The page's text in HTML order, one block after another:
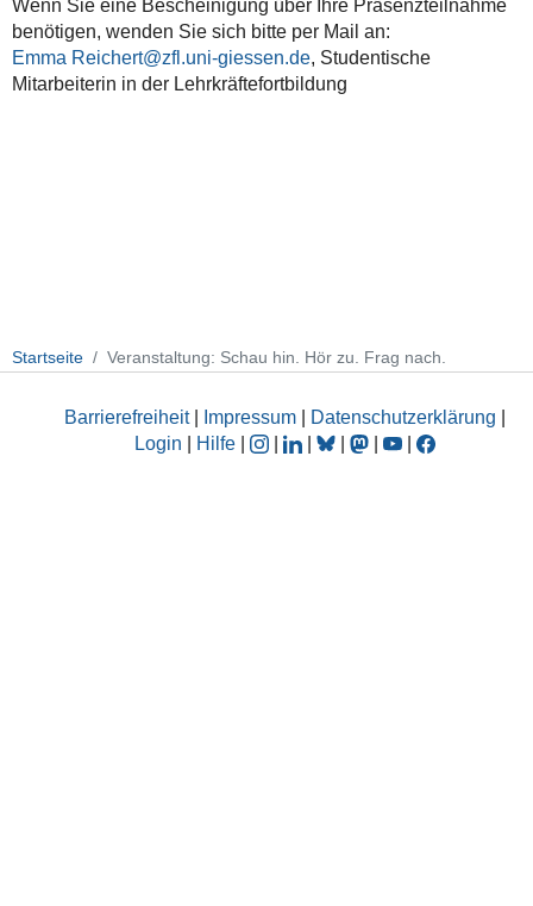
Wenn Sie eine Bescheinigung über Ihre Präsenzteilnahme
benötigen, wenden Sie sich bitte per Mail an:
Emma Reichert
, Studentische
Mitarbeiterin in der Lehrkräftefortbildung
Startseite Veranstaltung: Schau hin. Hör zu. Frag nach.
Barrierefreiheit| Impressum Datenschutzerklärung
Login
Hilfe